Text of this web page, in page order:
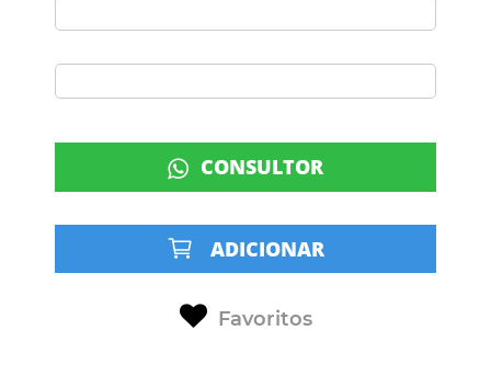
CONSULTOR
ADICIONAR
Favoritos